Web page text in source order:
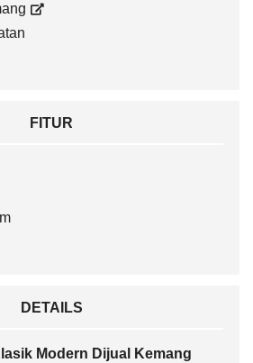
FITUR
DETAILS
Modern Dijual Kemang